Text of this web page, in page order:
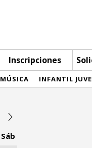
Inscripciones
MÚSICA INFANTIL
Sáb